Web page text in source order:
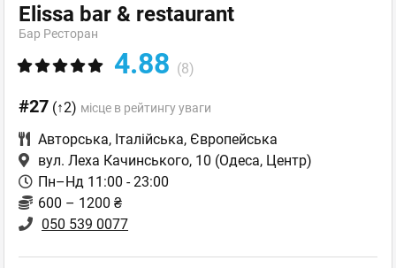
Elissa bar & restaurant
Бар Ресторан
4.88 (8)
#27 (↑2) місце в рейтингу уваги
Авторська, Італійська, Європейська
вул. Леха Качинського, 10 (Одеса, Центр)
Пн–Нд 11:00 - 23:00
600 – 1200 ₴
050 539 0077